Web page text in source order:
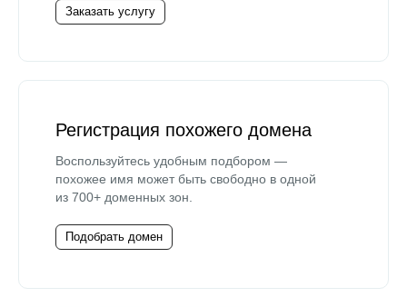
Заказать услугу
Регистрация похожего домена
Воспользуйтесь удобным подбором —
похожее имя может быть свободно в одной
из 700+ доменных зон.
Подобрать домен